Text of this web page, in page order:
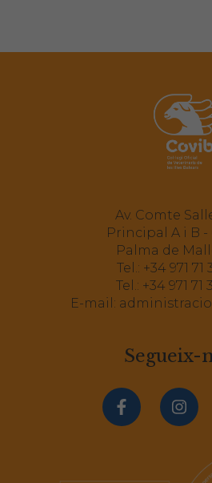
Av. Comte
Principal A i B -
Palma de
Tel.: +34 971 71
Tel.: +34 971 71
E-mail:
Segueix-